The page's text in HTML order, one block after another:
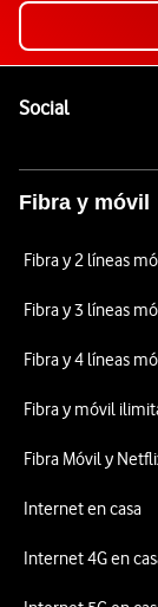
SocialEnlaces a
Fibra y móvil
Fibra y 2 líneas
Fibra y 3 líneas
Fibra y 4 líneas
Fibra y móvil
Fibra Móvil y
Internet en casa
Internet 4G en